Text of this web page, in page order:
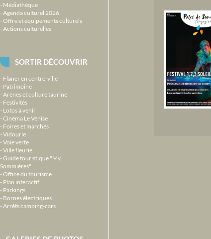
Médiathèque
Agenda culturel 2026
Offre et équipements culturels
Actions culturelles
SORTIR DÉCOUVRIR
Flâner en centre-ville
Patrimoine
Arènes et culture taurine
Festivités
Lotos à venir
Cinéma Le Venise
Foires et marchés
Vidourle
Voie verte
Ville fleurie
Guide touristique "My
Sommières"
Office du tourisme
Plan interactif
Parkings
Bornes électriques
Arrêts camping-cars